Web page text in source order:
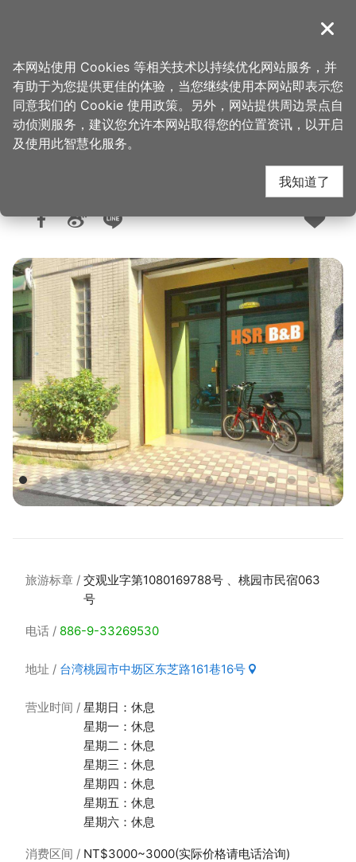
導覽
首页 > 想去的地方 > 住宿 > 旅馆与民宿
高铁背包客
人气：8785
旅游标章
交观业字第1080169788号 、桃园市民宿063
号
电话 886-9-33269530
地址 台湾桃园市中坜区东芝路161巷16号
营业时间
星期日：休息
星期一：休息
星期二：休息
星期三：休息
星期四：休息
星期五：休息
星期六：休息
消费区间 NT$3000~3000(实际价格请电话洽询)
关闭
本网站使用 Cookies 等相关技术以持续优化网站服务，并
有助于为您提供更佳的体验，当您继续使用本网站即表示您
同意我们的 Cookie 使用政策。另外，网站提供周边景点自
动侦测服务，建议您允许本网站取得您的位置资讯，以开启
及使用此智慧化服务。
我知道了